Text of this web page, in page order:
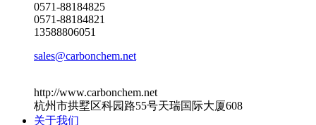
0571-88184825
0571-88184821
13588806051
sales@carbonchem.net
http://www.carbonchem.net
杭州市拱墅区科园路55号天瑞国际大厦608
关于我们